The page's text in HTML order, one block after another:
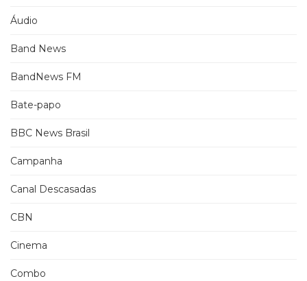
Áudio
Band News
BandNews FM
Bate-papo
BBC News Brasil
Campanha
Canal Descasadas
CBN
Cinema
Combo